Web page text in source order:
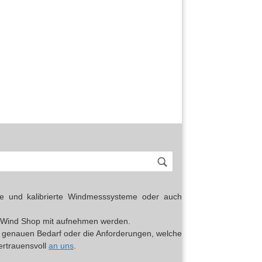
kalibrierte Windmesssysteme oder auch
Shop mit aufnehmen werden.
Bedarf oder die Anforderungen, welche
an uns